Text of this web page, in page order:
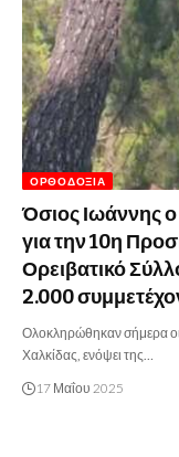
ΟΡΘΟΔΟΞΊΑ
Όσιος Ιωάννης
για την 10η
Ορειβατικό
2.000
Ολοκληρώθηκαν σήμερα οι
Χαλκίδας, ενόψει της…
17 Μαΐου 2025